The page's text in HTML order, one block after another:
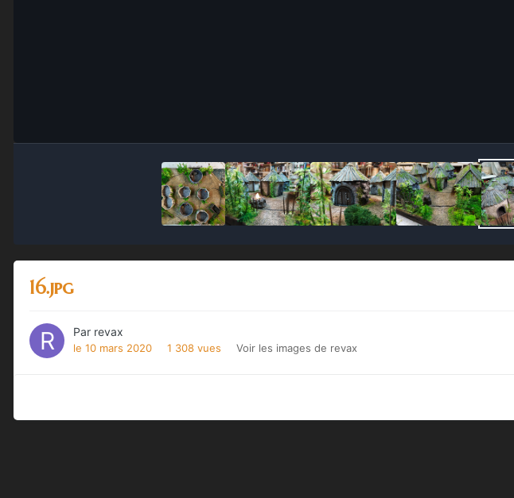
16.jpg
Par revax
le 10 mars 2020 1 308 vues Voir les images de revax